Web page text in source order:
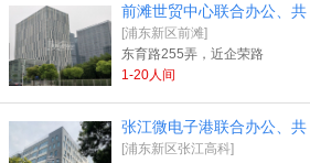
前滩世贸中心联合办公、共
[浦东新区前滩]
东育路255弄，近企荣路
1-20人间
张江微电子港联合办公、共
[浦东新区张江高科]